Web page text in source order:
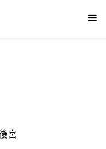
厚-鵝娘的後宮